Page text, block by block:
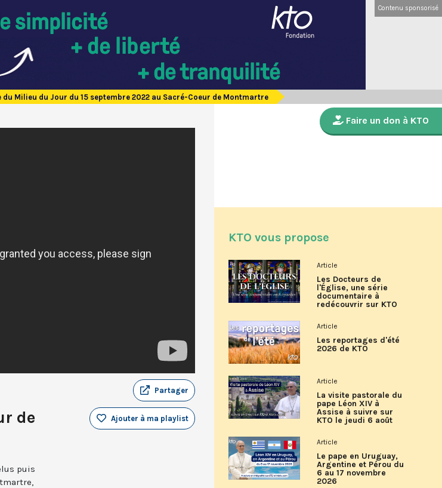
Contenu sponsorisé
du Milieu du Jour du 15 septembre 2022 au Sacré-Coeur de Montmartre
de
Partager
Ajouter à ma playlist
puis
Faire un don à KTO
KTO vous propose
Article
Les Docteurs de
l'Église, une série
documentaire à
redécouvrir sur KTO
Article
Les reportages d'été
2026 de KTO
Article
La visite pastorale du
pape Léon XIV à
Assise à suivre sur
KTO le jeudi 6 août
Article
Le pape en Uruguay,
Argentine et Pérou du
6 au 17 novembre
2026